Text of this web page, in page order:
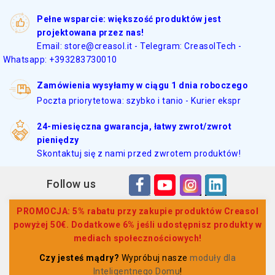
Pełne wsparcie: większość produktów jest
projektowana przez nas!
Email: store@creasol.it - Telegram: CreasolTech -
Whatsapp: +393283730010
Zamówienia wysyłamy w ciągu 1 dnia roboczego
Poczta priorytetowa: szybko i tanio - Kurier ekspr
24-miesięczna gwarancja, łatwy zwrot/zwrot
pieniędzy
Skontaktuj się z nami przed zwrotem produktów!
Follow us
PROMOCJA: 5% rabatu przy zakupie produktów Creasol
powyżej 50€. Dodatkowe 6% jeśli udostępnisz produkty w
mediach społecznościowych!
Czy jesteś mądry? Wypróbuj naszemoduły dla
Inteligentnego Domu!